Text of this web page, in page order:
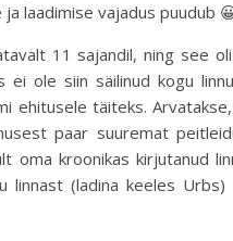
laadimise vajadus puudub
11 sajandil, ning see
ei ole siin säilinud kogu
ehitusele täiteks.
paar suuremat
oma kroonikas kirjutanud
linnast (ladina keeles